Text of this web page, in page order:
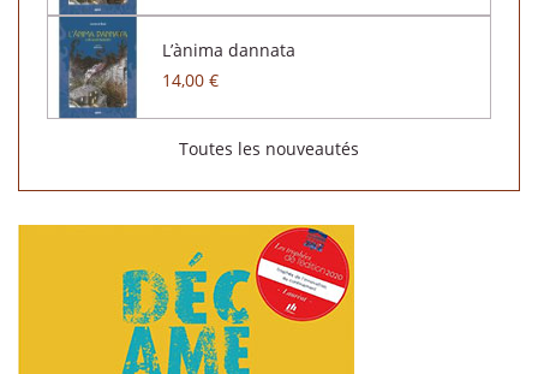
L’ànima dannata
14,00 €
Toutes les nouveautés